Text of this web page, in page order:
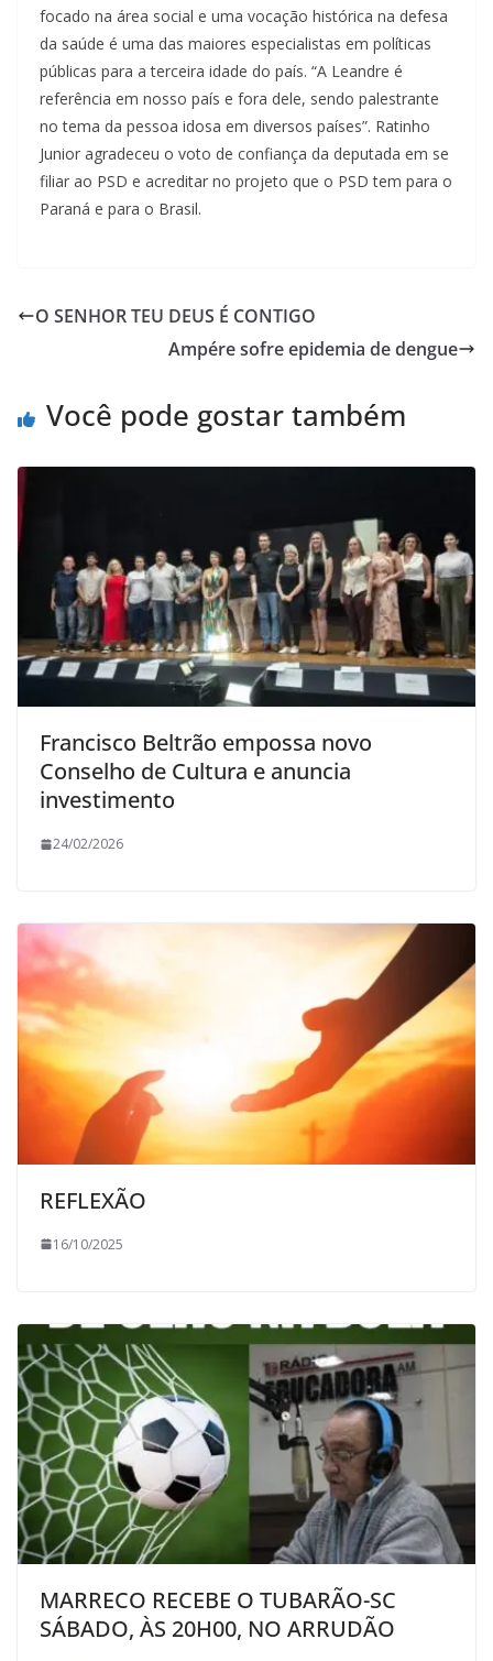
focado na área social e uma vocação histórica na defesa
da saúde é uma das maiores especialistas em políticas
públicas para a terceira idade do país. “A Leandre é
referência em nosso país e fora dele, sendo palestrante
no tema da pessoa idosa em diversos países”. Ratinho
Junior agradeceu o voto de confiança da deputada em se
filiar ao PSD e acreditar no projeto que o PSD tem para o
Paraná e para o Brasil.
O SENHOR TEU DEUS É CONTIGO
Ampére sofre epidemia de dengue
Você pode gostar também
Francisco Beltrão empossa novo
Conselho de Cultura e anuncia
investimento
24/02/2026
REFLEXÃO
16/10/2025
MARRECO RECEBE O TUBARÃO-SC
SÁBADO, ÀS 20H00, NO ARRUDÃO